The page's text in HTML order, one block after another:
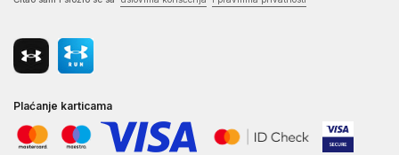
Plaćanje karticama